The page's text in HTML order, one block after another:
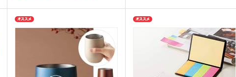
を使用することでCO2削減になり、SDGs
の目標に貢献できます。価格もお値打ちで
コスパ抜群なプレント/コンパクト収納エ
コバッグは、ばらまきのノベルティとして
おすすめ。ポストインできるサイズと重さ
なので直接会えないお客様にDMで送るこ
ともできます。環境を意識したノベルティ
は受け取る側から好感触が得られますよ。
内ポケットかバッグ本体に1色・本体にフ
グの制作におすすめ。印刷面が広いので
PR効果も抜群！セミナーや会社説明会に
も選ばれます。世界にひとつのオリジナル
バッグを小ロットで制作できますよ。
オリジナル コースター
ランチボックス・お弁当
箱・フードポット
キッチン 消耗品 キッチン雑貨
ライト・ランタン ウェットティッシュ